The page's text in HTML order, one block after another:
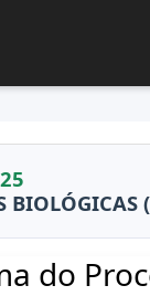
BIOLÓGICAS
do